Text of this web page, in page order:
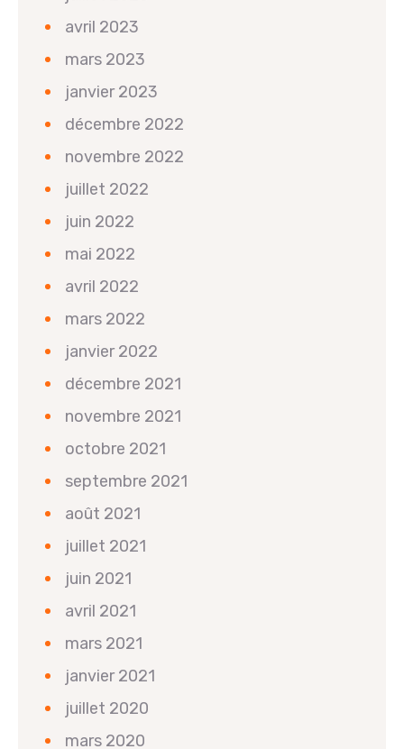
avril 2023
mars 2023
janvier 2023
décembre 2022
novembre 2022
juillet 2022
juin 2022
mai 2022
avril 2022
mars 2022
janvier 2022
décembre 2021
novembre 2021
octobre 2021
septembre 2021
août 2021
juillet 2021
juin 2021
avril 2021
mars 2021
janvier 2021
juillet 2020
mars 2020